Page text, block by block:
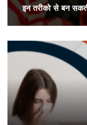
इन तरीको से बन